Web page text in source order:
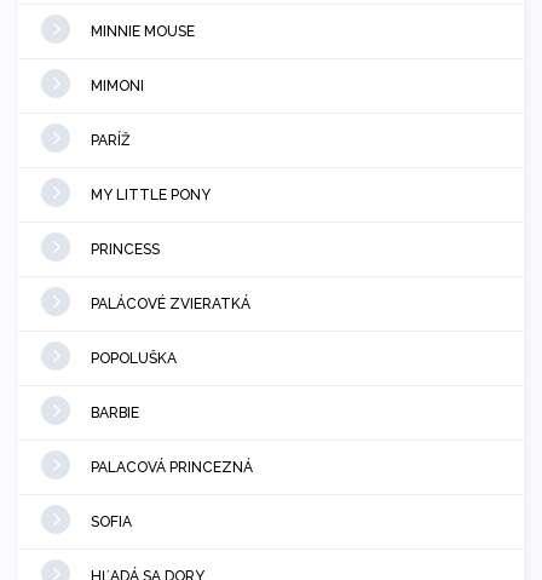
MINNIE MOUSE
MIMONI
PARÍŽ
MY LITTLE PONY
PRINCESS
PALÁCOVÉ ZVIERATKÁ
POPOLUŠKA
BARBIE
PALACOVÁ PRINCEZNÁ
SOFIA
HĽADÁ SA DORY